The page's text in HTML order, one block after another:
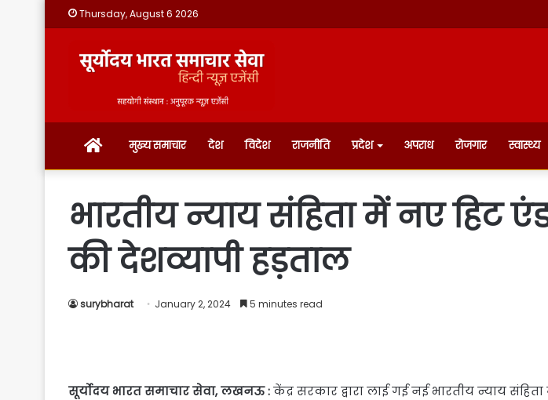
Thursday, August 6 2026
होम मुख्य समाचार देश विदेश राजनीति प्रदेश अपराध रोजगार स्वास्थ्य
भारतीय न्याय संहिता में नए हिट
की देशव्यापी हड़ताल
surybharat January 2, 2024 5 minutes read
सूर्योदय भारत समाचार सेवा, लखनऊ :केंद्र सरकार द्वारा लाई गई नई भारतीय न्याय